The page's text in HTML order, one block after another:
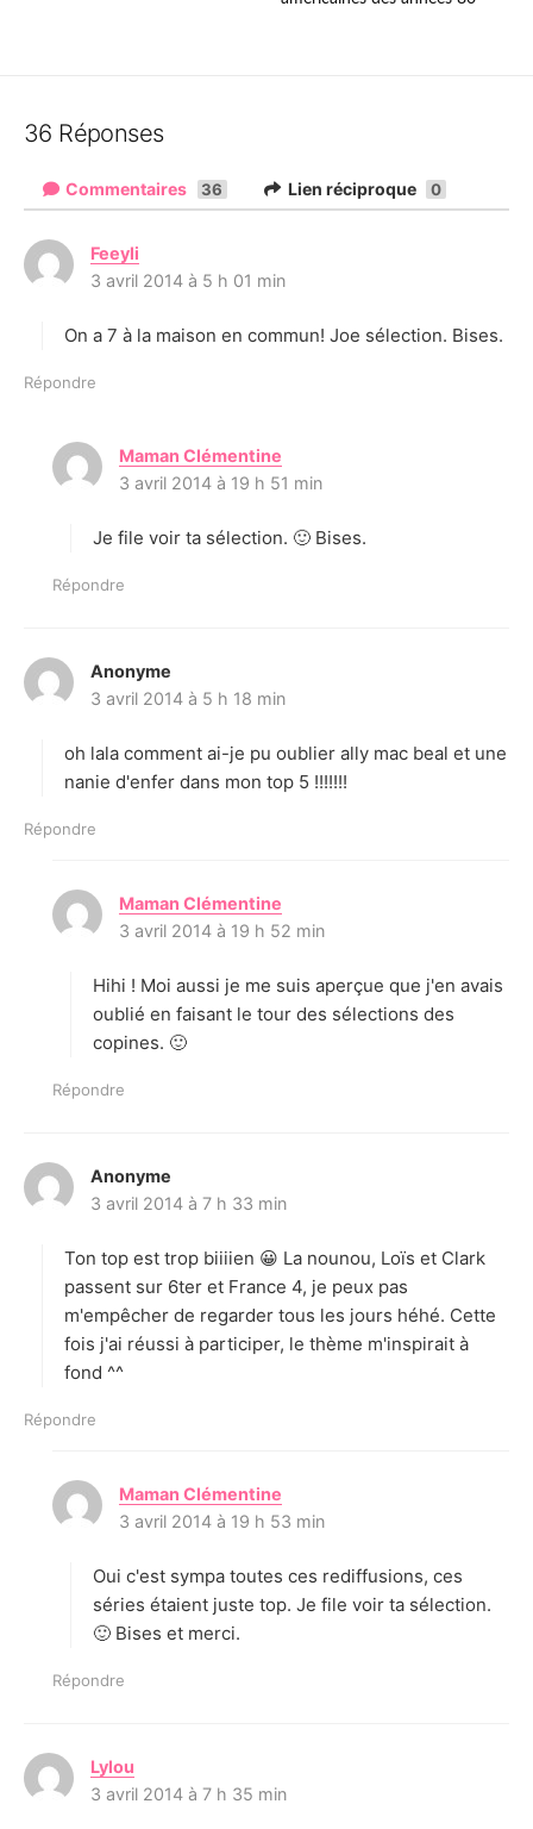
36 Réponses
Commentaires 36 Lien réciproque 0
Feeyli
:
3 avril 2014 à 5 h 01 min
On a 7 à la maison en commun! Joe sélection. Bises.
Répondre
Maman Clémentine
i
:
3 avril 2014 à 19 h 51 min
Je file voir ta sélection. 🙂 Bises.
Répondre
Anonyme
i
:
3 avril 2014 à 5 h 18 min
oh lala comment ai-je pu oublier ally mac beal et une
nanie d'enfer dans mon top 5 !!!!!!!
Répondre
Maman Clémentine
i
:
3 avril 2014 à 19 h 52 min
Hihi ! Moi aussi je me suis aperçue que j'en avais
oublié en faisant le tour des sélections des
copines. 🙂
Répondre
Anonyme
i
:
3 avril 2014 à 7 h 33 min
Ton top est trop biiiien 😀 La nounou, Loïs et Clark
passent sur 6ter et France 4, je peux pas
m'empêcher de regarder tous les jours héhé. Cette
fois j'ai réussi à participer, le thème m'inspirait à
fond ^^
Répondre
Maman Clémentine
i
3 avril 2014 à 19 h 53 min
Oui c'est sympa toutes ces rediffusions, ces
séries étaient juste top. Je file voir ta sélection.
🙂 Bises et merci.
Répondre
Lylou
i
3 avril 2014 à 7 h 35 min